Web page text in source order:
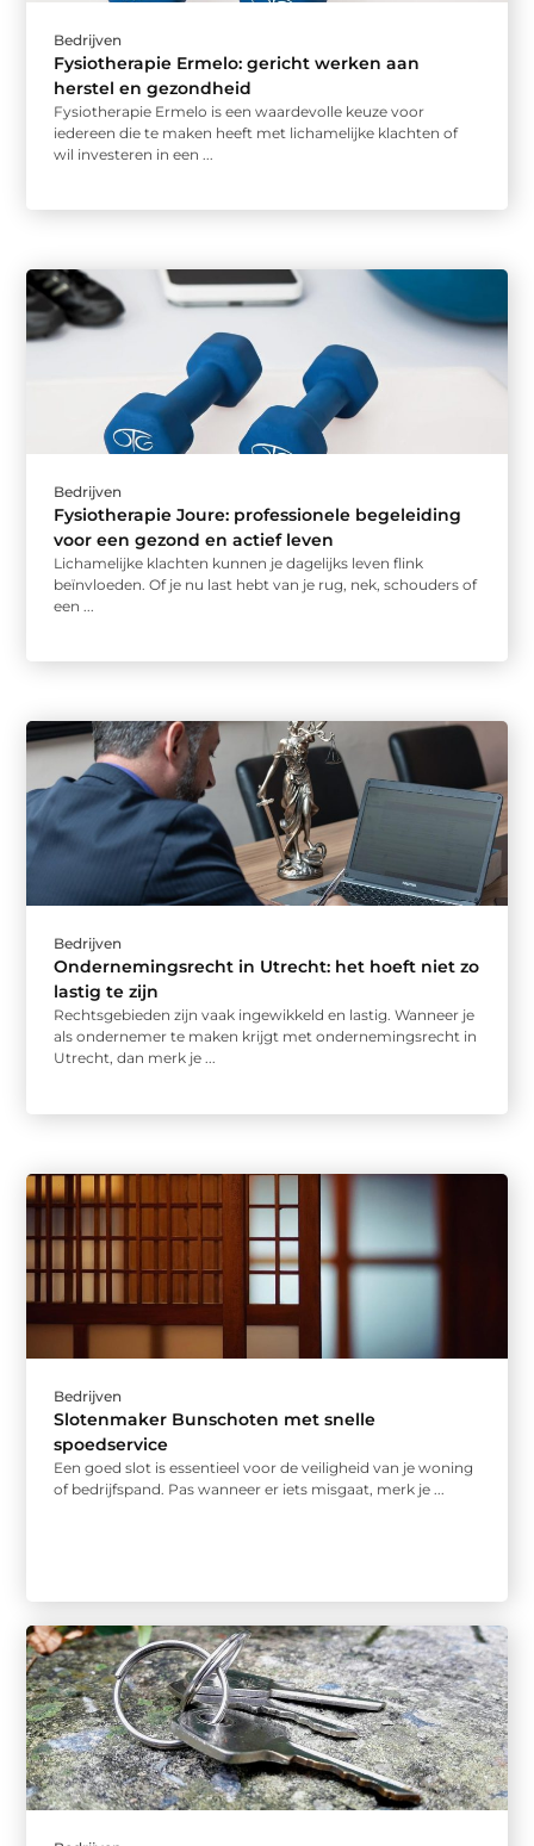
Bedrijven
Fysiotherapie Ermelo: gericht werken aan
herstel en gezondheid
Fysiotherapie Ermelo is een waardevolle keuze voor
iedereen die te maken heeft met lichamelijke klachten of
wil investeren in een ...
Bedrijven
Fysiotherapie Joure: professionele begeleiding
voor een gezond en actief leven
Lichamelijke klachten kunnen je dagelijks leven flink
beïnvloeden. Of je nu last hebt van je rug, nek, schouders of
een ...
Bedrijven
Ondernemingsrecht in Utrecht: het hoeft niet zo
lastig te zijn
Rechtsgebieden zijn vaak ingewikkeld en lastig. Wanneer je
als ondernemer te maken krijgt met ondernemingsrecht in
Utrecht, dan merk je ...
Bedrijven
Slotenmaker Bunschoten met snelle
spoedservice
Een goed slot is essentieel voor de veiligheid van je woning
of bedrijfspand. Pas wanneer er iets misgaat, merk je ...